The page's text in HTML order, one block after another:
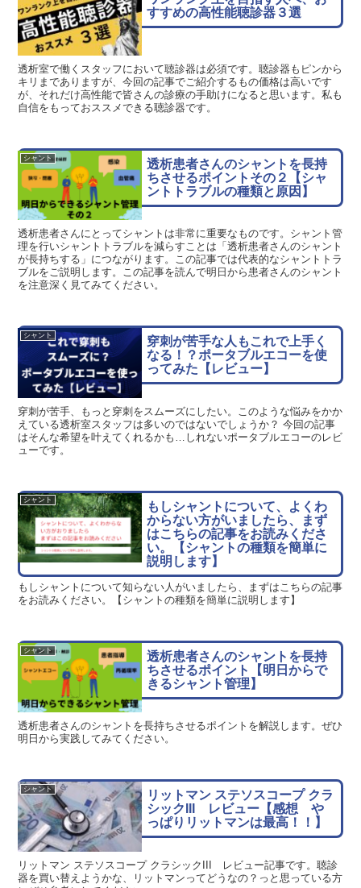
すすめの高性能聴診器３選
透析室で働くスタッフにおいて聴診器は必須です。聴診器もピンから
キリまでありますが、今回の記事でご紹介するもの価格は高いです
が、それだけ高性能で皆さんの診療の手助けになると思います。私も
自信をもっておススメできる聴診器です。
シャント
透析患者さんのシャントを長持
ちさせるポイントその２【シャ
ントトラブルの種類と原因】
透析患者さんにとってシャントは非常に重要なものです。シャント管
理を行いシャントトラブルを減らすことは「透析患者さんのシャント
が長持ちする」につながります。この記事では代表的なシャントトラ
ブルをご説明します。この記事を読んで明日から患者さんのシャント
を注意深く見てみてください。
シャント
穿刺が苦手な人もこれで上手く
なる！？ポータブルエコーを使
ってみた【レビュー】
穿刺が苦手、もっと穿刺をスムーズにしたい。このような悩みをかか
えている透析室スタッフは多いのではないでしょうか？ 今回の記事
はそんな希望を叶えてくれるかも…しれないポータブルエコーのレビ
ューです。
シャント
もしシャントについて、よくわ
からない方がいましたら、まず
はこちらの記事をお読みくださ
い。【シャントの種類を簡単に
説明します】
もしシャントについて知らない人がいましたら、まずはこちらの記事
をお読みください。【シャントの種類を簡単に説明します】
シャント
透析患者さんのシャントを長持
ちさせるポイント【明日からで
きるシャント管理】
透析患者さんのシャントを長持ちさせるポイントを解説します。ぜひ
明日から実践してみてください。
シャント
リットマン ステソスコープ クラ
シックIII レビュー【感想 や
っぱりリットマンは最高！！】
リットマン ステソスコープ クラシックIII レビュー記事です。聴診
器を買い替えようかな、リットマンってどうなの？っと思っている方